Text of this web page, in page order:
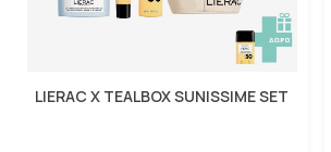
LIERAC X TEALBOX SUNISSIME SET